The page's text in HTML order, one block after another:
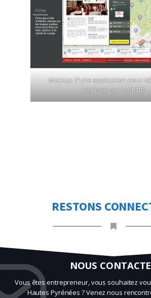
Mockup d'une application pour
réalisée par le CETIR
RESTONS
NOUS
Vous êtes entrepreneur, vous souhaitez
Hautes Pyrénées ? Venez nous